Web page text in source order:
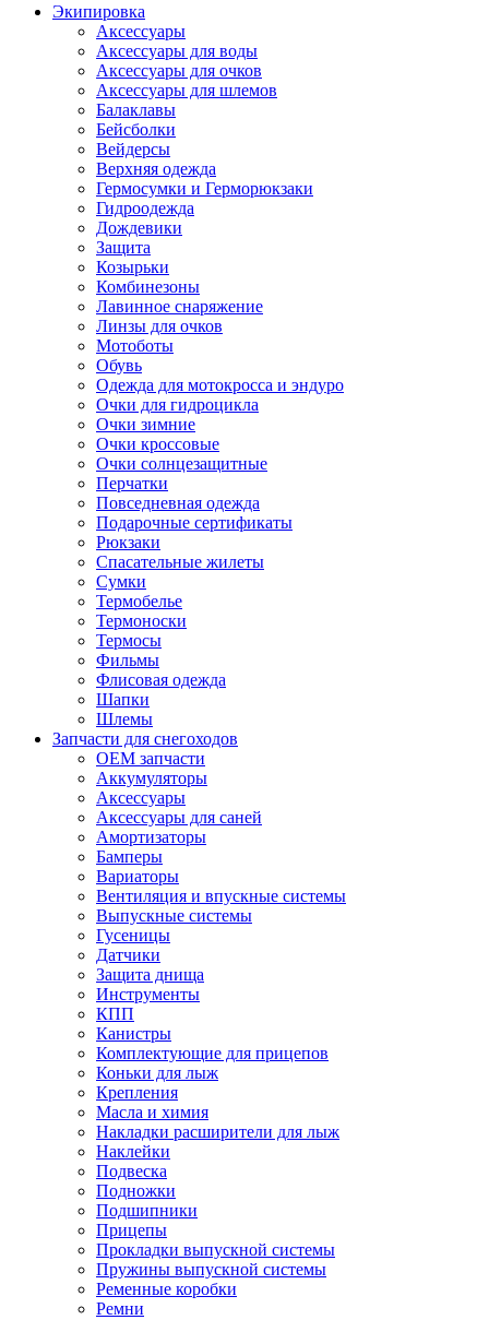
Экипировка
Аксессуары
Аксессуары для воды
Аксессуары для очков
Аксессуары для шлемов
Балаклавы
Бейсболки
Вейдерсы
Верхняя одежда
Гермосумки и Герморюкзаки
Гидроодежда
Дождевики
Защита
Козырьки
Комбинезоны
Лавинное снаряжение
Линзы для очков
Мотоботы
Обувь
Одежда для мотокросса и эндуро
Очки для гидроцикла
Очки зимние
Очки кроссовые
Очки солнцезащитные
Перчатки
Повседневная одежда
Подарочные сертификаты
Рюкзаки
Спасательные жилеты
Сумки
Термобелье
Термоноски
Термосы
Фильмы
Флисовая одежда
Шапки
Шлемы
Запчасти для снегоходов
OEM запчасти
Аккумуляторы
Аксессуары
Аксессуары для саней
Амортизаторы
Бамперы
Вариаторы
Вентиляция и впускные системы
Выпускные системы
Гусеницы
Датчики
Защита днища
Инструменты
КПП
Канистры
Комплектующие для прицепов
Коньки для лыж
Крепления
Масла и химия
Накладки расширители для лыж
Наклейки
Подвеска
Подножки
Подшипники
Прицепы
Прокладки выпускной системы
Пружины выпускной системы
Ременные коробки
Ремни